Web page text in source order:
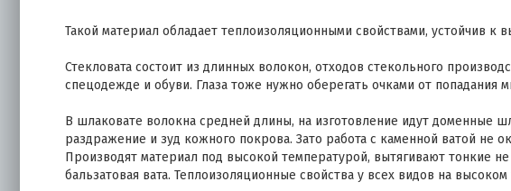
Такой материал обладает теплоизоляционными свойствами, устойчив
Стекловата состоит из длинных волокон, отходов стекольного
спецодежде и обуви. Глаза тоже нужно оберегать очками от попадания
В шлаковате волокна средней длины, на изготовление идут доменные
раздражение и зуд кожного покрова. Зато работа с каменной ватой не
Производят материал под высокой температурой, вытягивают тонкие
бальзатовая вата. Теплоизоляционные свойства у всех видов на высоком